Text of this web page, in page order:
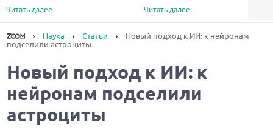
Читать далее Читать далее
Наука Статьи
Новый подход к ИИ: к нейронам
подселили астроциты
Новый подход к ИИ: к
нейронам подселили
астроциты